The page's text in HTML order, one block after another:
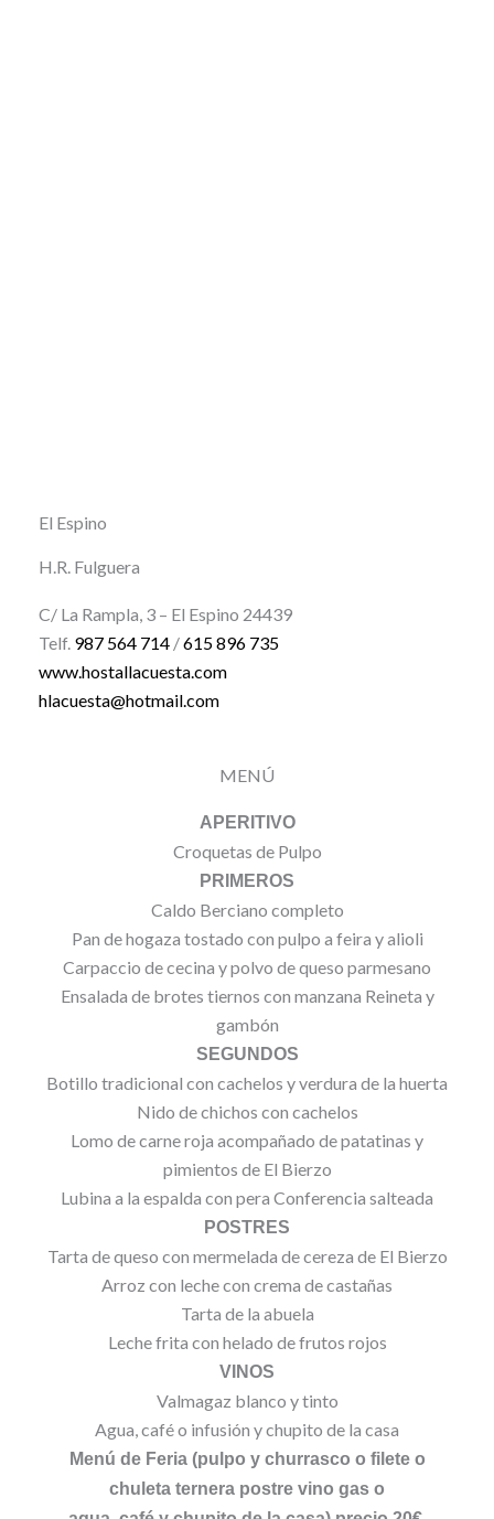
El Espino
H.R. Fulguera
C/ La Rampla, 3 – El Espino 24439
Telf. 987 564 714/615 896 735
www.hostallacuesta.com
hlacuesta@hotmail.com
MENÚ
APERITIVO
Croquetas de Pulpo
PRIMEROS
Caldo Berciano completo
Pan de hogaza tostado con pulpo a feira y alioli
Carpaccio de cecina y polvo de queso parmesano
Ensalada de brotes tiernos con manzana Reineta y
gambón
SEGUNDOS
Botillo tradicional con cachelos y verdura de la huerta
Nido de chichos con cachelos
Lomo de carne roja acompañado de patatinas y
pimientos de El Bierzo
Lubina a la espalda con pera Conferencia salteada
POSTRES
Tarta de queso con mermelada de cereza de El Bierzo
Arroz con leche con crema de castañas
Tarta de la abuela
Leche frita con helado de frutos rojos
VINOS
Valmagaz blanco y tinto
Agua, café o infusión y chupito de la casa
Menú de Feria (pulpo y churrasco o filete o
chuleta ternera postre vino gas o